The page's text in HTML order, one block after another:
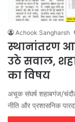
Achook Sangharsh
स्थानांतरण
उठे सवाल,
का विषय
अचूक संघर्ष शहाबगंज/
नीति और प्रशासनिक